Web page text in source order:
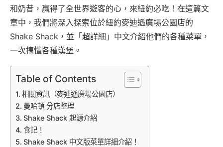
和奶昔，贏得了全世界遊客的心，來紐約必吃！在這篇文
章中，我們將深入探索位於紐約麥迪遜廣場公園店的
Shake Shack，並「超詳細」中文介紹他們的各種菜單，
一次搞懂各種漢堡。
Table of Contents
相關資訊（麥迪遜廣場公園店）
曼哈頓 分店整理
Shake Shack 起源介紹
食記！
Shake Shack 中文版菜單詳細介紹！